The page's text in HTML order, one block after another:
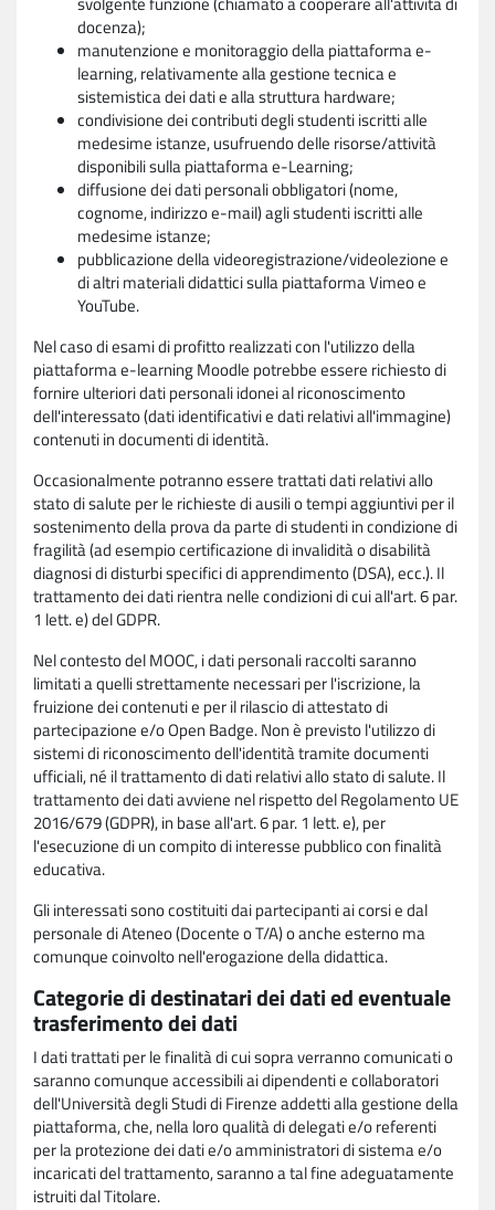
docenza);
manutenzione e monitoraggio della piattaforma e-
learning, relativamente alla gestione tecnica e
sistemistica dei dati e alla struttura hardware;
condivisione dei contributi degli studenti iscritti alle
medesime istanze, usufruendo delle risorse/attività
disponibili sulla piattaforma e-Learning;
diffusione dei dati personali obbligatori (nome,
cognome, indirizzo e-mail) agli studenti iscritti alle
medesime istanze;
pubblicazione della videoregistrazione/videolezione e
di altri materiali didattici sulla piattaforma Vimeo e
YouTube.
Nel caso di esami di profitto realizzati con l'utilizzo della
piattaforma e-learning Moodle potrebbe essere richiesto di
fornire ulteriori dati personali idonei al riconoscimento
dell'interessato (dati identificativi e dati relativi all'immagine)
contenuti in documenti di identità.
Occasionalmente potranno essere trattati dati relativi allo
stato di salute per le richieste di ausili o tempi aggiuntivi per il
sostenimento della prova da parte di studenti in condizione di
fragilità (ad esempio certificazione di invalidità o disabilità
diagnosi di disturbi specifici di apprendimento (DSA), ecc.). Il
trattamento dei dati rientra nelle condizioni di cui all'art. 6 par.
1 lett. e) del GDPR.
Nel contesto del MOOC, i dati personali raccolti saranno
limitati a quelli strettamente necessari per l'iscrizione, la
fruizione dei contenuti e per il rilascio di attestato di
partecipazione e/o Open Badge. Non è previsto l'utilizzo di
sistemi di riconoscimento dell'identità tramite documenti
ufficiali, né il trattamento di dati relativi allo stato di salute. Il
trattamento dei dati avviene nel rispetto del Regolamento UE
2016/679 (GDPR), in base all'art. 6 par. 1 lett. e), per
l'esecuzione di un compito di interesse pubblico con finalità
educativa.
Gli interessati sono costituiti dai partecipanti ai corsi e dal
personale di Ateneo (Docente o T/A) o anche esterno ma
comunque coinvolto nell'erogazione della didattica.
Categorie di destinatari dei dati ed eventuale
trasferimento dei dati
I dati trattati per le finalità di cui sopra verranno comunicati o
saranno comunque accessibili ai dipendenti e collaboratori
dell'Università degli Studi di Firenze addetti alla gestione della
piattaforma, che, nella loro qualità di delegati e/o referenti
per la protezione dei dati e/o amministratori di sistema e/o
incaricati del trattamento, saranno a tal fine adeguatamente
istruiti dal Titolare.